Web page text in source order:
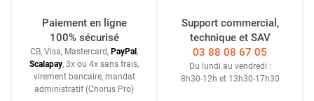
Paiement en ligne
100% sécurisé
CB, Visa, Mastercard, PayPal ,
Scalapay, 3x ou 4x sans frais,
virement bancaire, mandat
administratif (Chorus Pro)
Support commercial,
technique et SAV
03 88 08 67 05
Du lundi au vendredi :
8h30-12h et 13h30-17h30